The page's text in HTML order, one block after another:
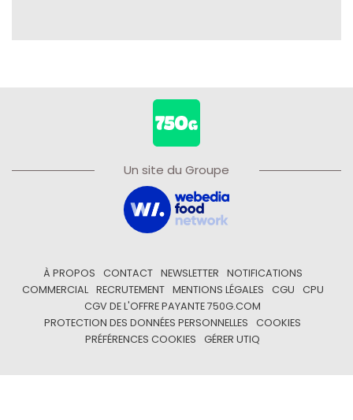
Un site du Groupe
À PROPOS CONTACT NEWSLETTER
NOTIFICATIONS
COMMERCIAL
RECRUTEMENT MENTIONS LÉGALES CGU
CPU
CGV DE L'OFFRE PAYANTE 750G.COM
PROTECTION DES DONNÉES PERSONNELLES
COOKIES
PRÉFÉRENCES COOKIES
GÉRER UTIQ